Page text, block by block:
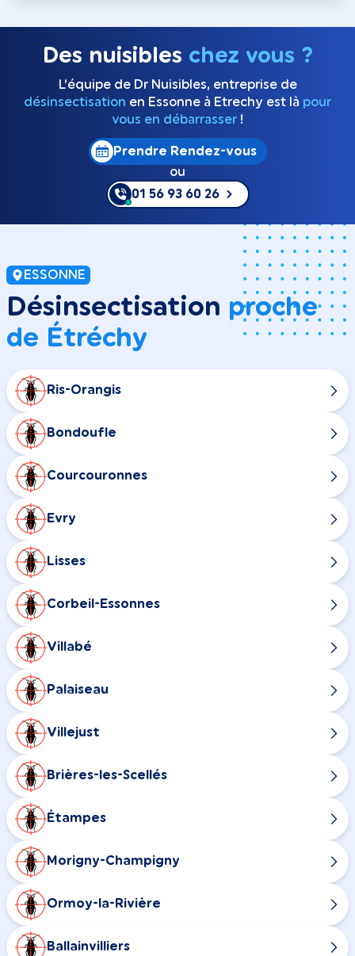
Des nuisibles chez vous ?
L’équipe de Dr Nuisibles, entreprise de
désinsectisation en Essonne à Etrechy est là pour
vous en débarrasser!
Prendre Rendez-vous
ou
01 56 93 60 26
ESSONNE
Désinsectisation proche
de Étréchy
Ris-Orangis
Bondoufle
Courcouronnes
Evry
Lisses
Corbeil-Essonnes
Villabé
Palaiseau
Villejust
Brières-les-Scellés
Étampes
Morigny-Champigny
Ormoy-la-Rivière
Ballainvilliers